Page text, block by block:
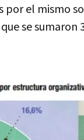
por el mismo
se